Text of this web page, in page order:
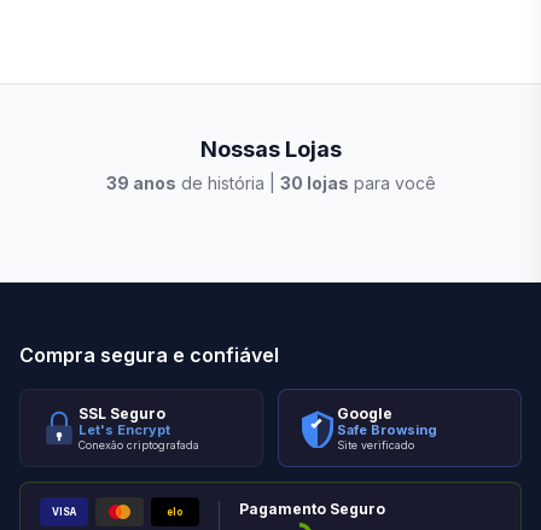
Nossas Lojas
39 anos de história | 30 lojas para você
Compra segura e confiável
SSL Seguro
Let's Encrypt
Conexão criptografada
Google
Safe Browsing
Site verificado
VISA elo Pagamento Seguro